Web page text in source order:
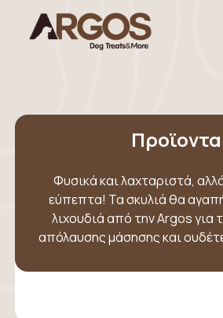
Προϊοντα
Φυσικά και λαχταριστά,
εύπεπτα! Τα σκυλιά θα
λιχουδιά από την Argos για
απόλαυσης μάσησης και